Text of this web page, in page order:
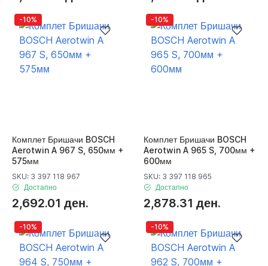
-10%
Комплет Бришачи BOSCH
Aerotwin A 967 S, 650мм +
575мм
SKU: 3 397 118 967
Достапно
2,692.01 ден.
-10%
Комплет Бришачи BOSCH
Aerotwin A 965 S, 700мм +
600мм
SKU: 3 397 118 965
Достапно
2,878.31 ден.
-10% -10%